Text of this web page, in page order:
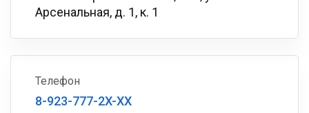
Арсенальная, д. 1, к. 1
Телефон
8-923-777-2X-XX